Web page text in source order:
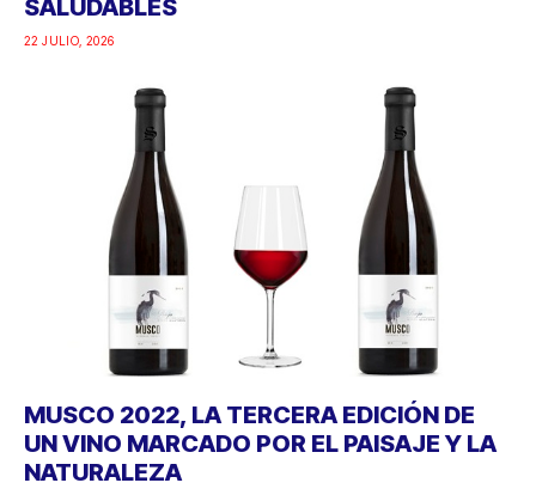
SALUDABLES
22 JULIO, 2026
MUSCO 2022, LA TERCERA EDICIÓN DE
UN VINO MARCADO POR EL PAISAJE Y LA
NATURALEZA